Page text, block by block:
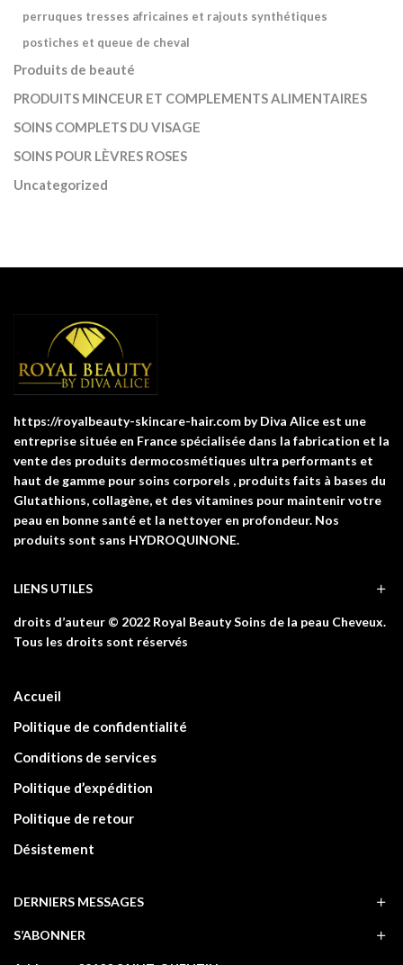
perruques tresses africaines et rajouts synthétiques
postiches et queue de cheval
Produits de beauté
PRODUITS MINCEUR ET COMPLEMENTS ALIMENTAIRES
SOINS COMPLETS DU VISAGE
SOINS POUR LÈVRES ROSES
Uncategorized
https://royalbeauty-skincare-hair.com by Diva Alice est une
entreprise située en France spécialisée dans la fabrication et la
vente des produits dermocosmétiques ultra performants et
haut de gamme pour soins corporels , produits faits à bases du
Glutathions, collagène, et des vitamines pour maintenir votre
peau en bonne santé et la nettoyer en profondeur. Nos
produits sont sans HYDROQUINONE.
LIENS UTILES
droits d’auteur © 2022 Royal Beauty Soins de la peau Cheveux.
Tous les droits sont réservés
Accueil
Politique de confidentialité
Conditions de services
Politique d’expédition
Politique de retour
Désistement
DERNIERS MESSAGES
S’ABONNER